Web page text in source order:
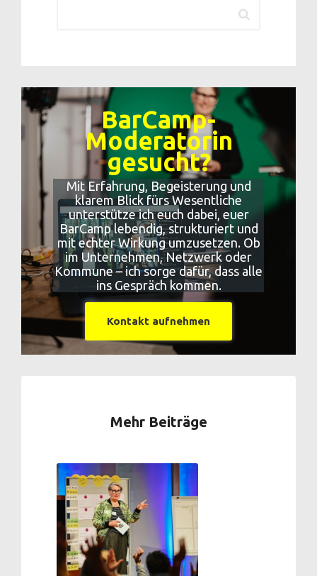
BarCamp-
Moderatorin
gesucht?
Mit Erfahrung, Begeisterung und
klarem Blick fürs Wesentliche
unterstütze ich euch dabei, euer
BarCamp lebendig, strukturiert und
mit echter Wirkung umzusetzen. Ob
im Unternehmen, Netzwerk oder
Kommune – ich sorge dafür, dass alle
ins Gespräch kommen.
Kontakt aufnehmen
Mehr Beiträge